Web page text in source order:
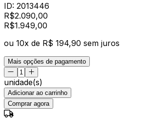
ID: 2013446
R$2.090,00
R$1.949,00
ou 10x de R$ 194,90 sem juros
Mais opções de pagamento
unidade(s)
Adicionar ao carrinho
Comprar agora